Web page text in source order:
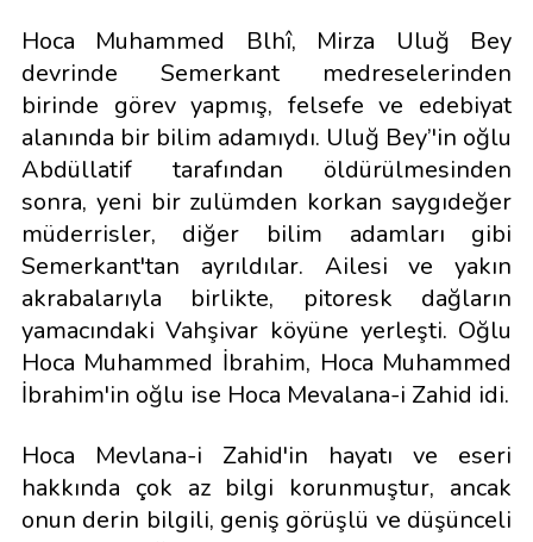
Hoca Muhammed Blhî, Mirza Uluğ Bey
devrinde Semerkant medreselerinden
birinde görev yapmış, felsefe ve edebiyat
alanında bir bilim adamıydı. Uluğ Bey’'in oğlu
Abdüllatif tarafından öldürülmesinden
sonra, yeni bir zulümden korkan saygıdeğer
müderrisler, diğer bilim adamları gibi
Semerkant'tan ayrıldılar. Ailesi ve yakın
akrabalarıyla birlikte, pitoresk dağların
yamacındaki Vahşivar köyüne yerleşti. Oğlu
Hoca Muhammed İbrahim, Hoca Muhammed
İbrahim'in oğlu ise Hoca Mevalana-i Zahid idi.
Hoca Mevlana-i Zahid'in hayatı ve eseri
hakkında çok az bilgi korunmuştur, ancak
onun derin bilgili, geniş görüşlü ve düşünceli